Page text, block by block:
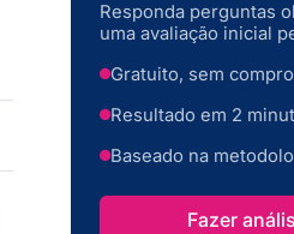
Responda perguntas
uma avaliação inicial
Gratuito, sem
Resultado em 2
Baseado na
Fazer